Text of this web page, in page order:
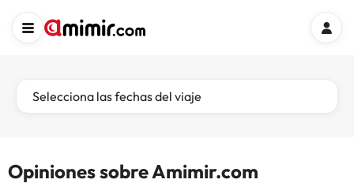
Selecciona las fechas del viaje
Opiniones sobre Amimir.com